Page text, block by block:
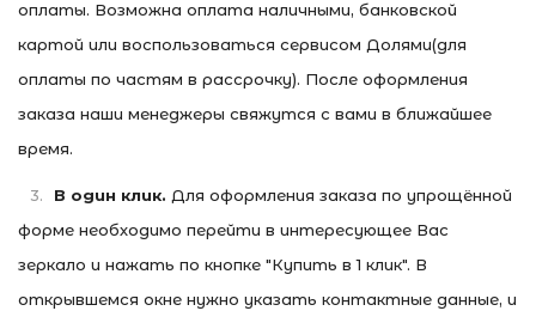
оплаты. Возможна оплата наличными, банковской
картой или воспользоваться сервисом Долями(для
оплаты по частям в рассрочку). После оформления
заказа наши менеджеры свяжутся с вами в ближайшее
время.
В один клик. Для оформления заказа по упрощённой
форме необходимо перейти в интересующее Вас
зеркало и нажать по кнопке "Купить в 1 клик". В
открывшемся окне нужно указать контактные данные, и